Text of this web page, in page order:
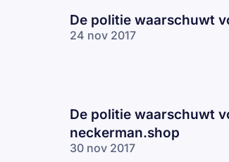
De politie waarschuwt
24 nov 2017
De politie waarschuwt
neckerman.shop
30 nov 2017